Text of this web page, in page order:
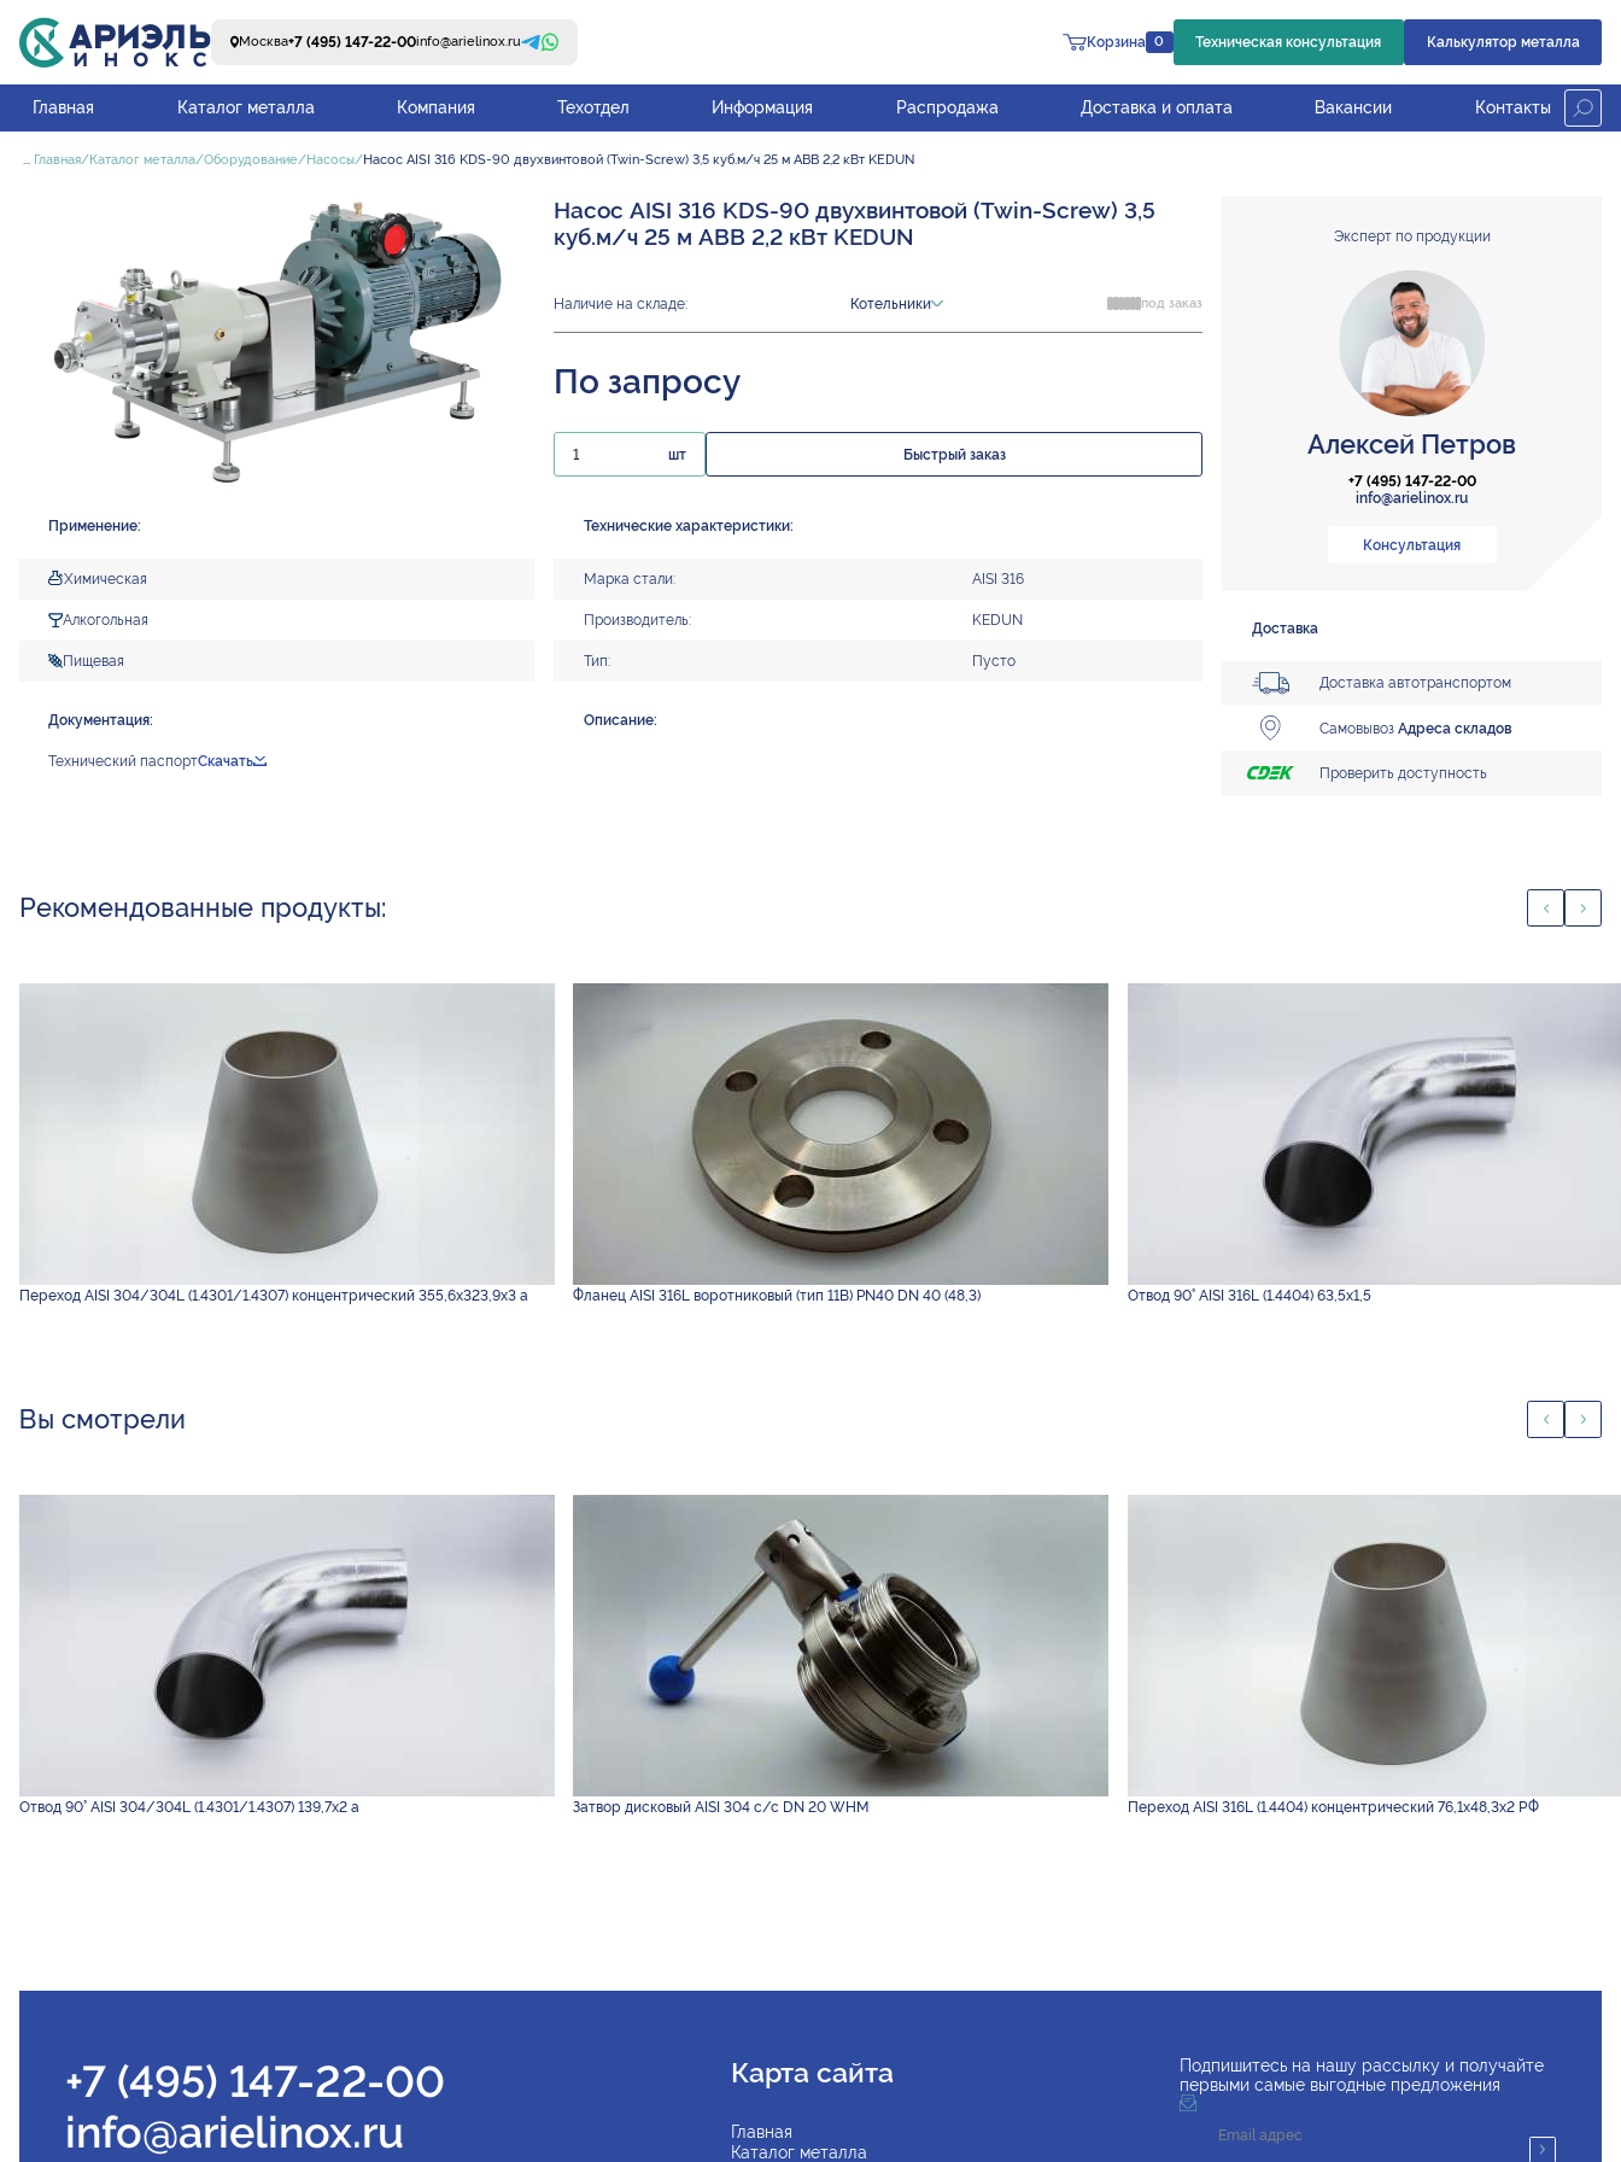
Москва+7 (495) 147-22-00info@arielinox.ru Корзина 0 Техническая консультация Калькулятор металла
Главная Каталог металла Компания Техотдел Информация Распродажа Доставка и оплата Вакансии Контакты
... Главная Каталог металла Оборудование Насосы Насос AISI 316 KDS-90 двухвинтовой (Twin-Screw) 3,5 куб.м/ч 25 м ABB 2,2 кВт KEDUN
Насос AISI 316 KDS-90 двухвинтовой (Twin-Screw) 3,5
куб.м/ч 25 м ABB 2,2 кВт KEDUN
Наличие на складе: Котельники под заказ
По запросу
шт Быстрый заказ
Применение:
Химическая
Алкогольная
Пищевая
Документация:
Технический паспортСкачать
Технические характеристики:
Марка стали: AISI 316
Производитель: KEDUN
Тип: Пусто
Описание:
Эксперт по продукции
Алексей Петров
+7 (495) 147-22-00
info@arielinox.ru
Консультация
Доставка
Доставка автотранспортом
СамовывозАдреса складов
Проверить доступность
Рекомендованные продукты:
Переход AISI 304/304L (1.4301/1.4307) концентрический 355,6х323,9х3 а Фланец AISI 316L воротниковый (тип 11B) PN40 DN 40 (48,3) Отвод 90° AISI 316L (1.4404) 63,5х1,5
Вы смотрели
Отвод 90° AISI 304/304L (1.4301/1.4307) 139,7х2 а Затвор дисковый AISI 304 с/с DN 20 WHM Переход AISI 316L (1.4404) концентрический 76,1х48,3х2 РФ
Подпишитесь на нашу рассылку и получайте
первыми самые выгодные предложения
+7 (495) 147-22-00
info@arielinox.ru
Карта сайта
Главная
Каталог металла